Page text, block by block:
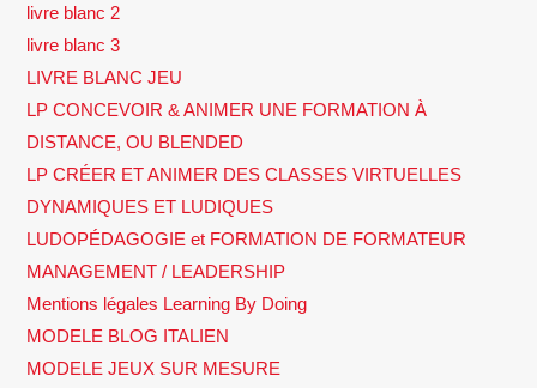
livre blanc 2
livre blanc 3
LIVRE BLANC JEU
LP CONCEVOIR & ANIMER UNE FORMATION À
DISTANCE, OU BLENDED
LP CRÉER ET ANIMER DES CLASSES VIRTUELLES
DYNAMIQUES ET LUDIQUES
LUDOPÉDAGOGIE et FORMATION DE FORMATEUR
MANAGEMENT / LEADERSHIP
Mentions légales Learning By Doing
MODELE BLOG ITALIEN
MODELE JEUX SUR MESURE